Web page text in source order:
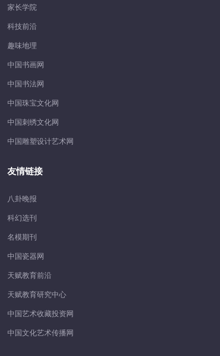
家长学院
科技前沿
趣味地理
中国书画网
中国书法网
中国珠宝文化网
中国刺绣文化网
中国雕塑设计艺术网
友情链接
八卦晚报
科幻选刊
名模期刊
中国瓷器网
天赋教育前沿
天赋教育研究中心
中国艺术收藏投资网
中国文化艺术传播网